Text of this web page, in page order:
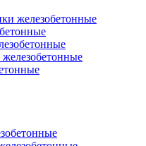
железобетонные